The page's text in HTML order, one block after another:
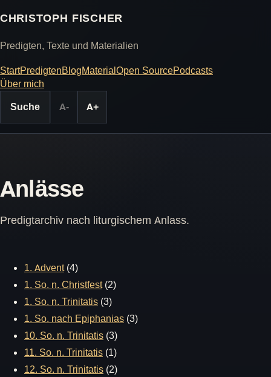
CHRISTOPH FISCHER
Predigten, Texte und Materialien
StartPredigtenBlogMaterialOpen SourcePodcasts
Über mich
Suche
A- A+
Anlässe
Predigtarchiv nach liturgischem Anlass.
1. Advent(4)
1. So. n. Christfest(2)
1. So. n. Trinitatis (3)
1. So. nach Epiphanias (3)
10. So. n. Trinitatis (3)
11. So. n. Trinitatis (1)
12. So. n. Trinitatis (2)